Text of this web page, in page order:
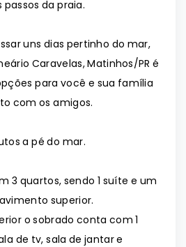
da praia.
uns dias pertinho do mar,
Caravelas, Matinhos/PR é
para você e sua família
com os amigos.
a pé do mar.
3 quartos, sendo 1 suíte e um
superior.
o sobrado conta com 1
de tv, sala de jantar e